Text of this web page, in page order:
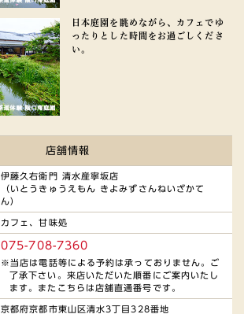
日本庭園を眺めながら、カフェでゆ
ったりとした時間をお過ごしくださ
い。
店舗情報
伊藤久右衛門 清水産寧坂店
（いとうきゅうえもん きよみずさんねいざかて
ん）
カフェ、甘味処
075-708-7360
当店は電話等による予約は承っておりません。ご
了承下さい。 来店いただいた順番にご案内いたし
ます。 またこちらは店舗直通番号です。
京都府京都市東山区清水3丁目328番地